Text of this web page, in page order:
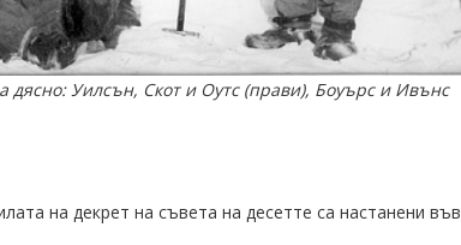
Уилсън, Скот и Оутс (прави), Боуърс и Ивънс
на декрет на съвета на десетте са настанени във